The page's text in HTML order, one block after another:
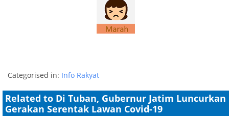
Categorised in: Info Rakyat
Related to Di Tuban, Gubernur Jatim Luncurkan
Gerakan Serentak Lawan Covid-19